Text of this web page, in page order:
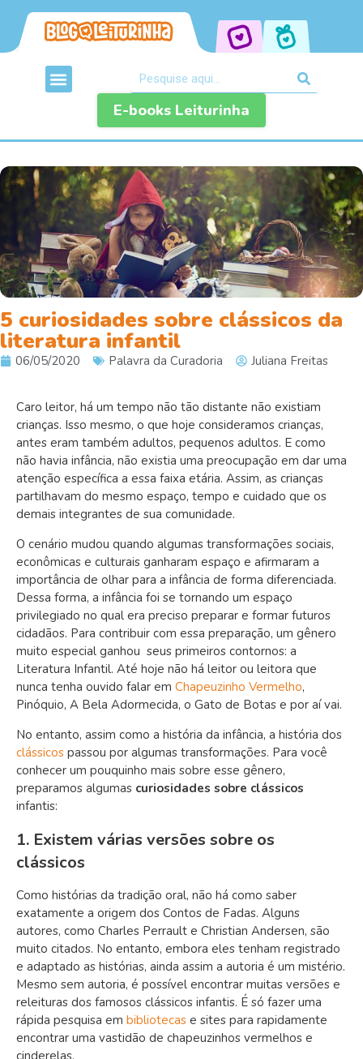
E-books Leiturinha
5 curiosidades sobre clássicos da
literatura infantil
06/05/2020 Palavra da Curadoria Juliana Freitas
Caro leitor, há um tempo não tão distante não existiam
crianças. Isso mesmo, o que hoje consideramos crianças,
antes eram também adultos, pequenos adultos. E como
não havia infância, não existia uma preocupação em dar uma
atenção específica a essa faixa etária. Assim, as crianças
partilhavam do mesmo espaço, tempo e cuidado que os
demais integrantes de sua comunidade.
O cenário mudou quando algumas transformações sociais,
econômicas e culturais ganharam espaço e afirmaram a
importância de olhar para a infância de forma diferenciada.
Dessa forma, a infância foi se tornando um espaço
privilegiado no qual era preciso preparar e formar futuros
cidadãos. Para contribuir com essa preparação, um gênero
muito especial ganhou seus primeiros contornos: a
Literatura Infantil. Até hoje não há leitor ou leitora que
nunca tenha ouvido falar em Chapeuzinho Vermelho,
Pinóquio, A Bela Adormecida, o Gato de Botas e por aí vai.
No entanto, assim como a história da infância, a história dos
clássicos passou por algumas transformações. Para você
conhecer um pouquinho mais sobre esse gênero,
preparamos algumas curiosidades sobre clássicos
infantis:
1. Existem várias versões sobre os
clássicos
Como histórias da tradição oral, não há como saber
exatamente a origem dos Contos de Fadas. Alguns
autores, como Charles Perrault e Christian Andersen, são
muito citados. No entanto, embora eles tenham registrado
e adaptado as histórias, ainda assim a autoria é um mistério.
Mesmo sem autoria, é possível encontrar muitas versões e
releituras dos famosos clássicos infantis. É só fazer uma
rápida pesquisa em bibliotecas e sites para rapidamente
encontrar uma vastidão de chapeuzinhos vermelhos e
cinderelas.